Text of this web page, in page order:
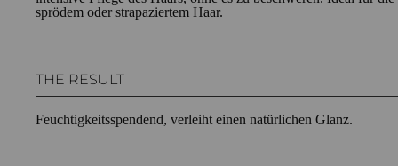
sprödem oder strapaziertem Haar.
THE RESULT
Feuchtigkeitsspendend, verleiht einen natürlichen Glanz.